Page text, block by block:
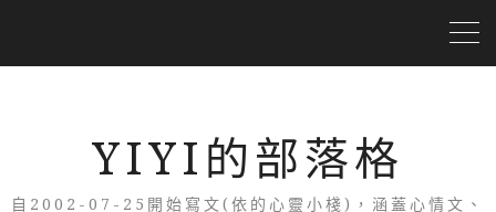
YIYI的部落格
自2002-07-25開始寫文(依的心靈小棧)，涵蓋心情文、